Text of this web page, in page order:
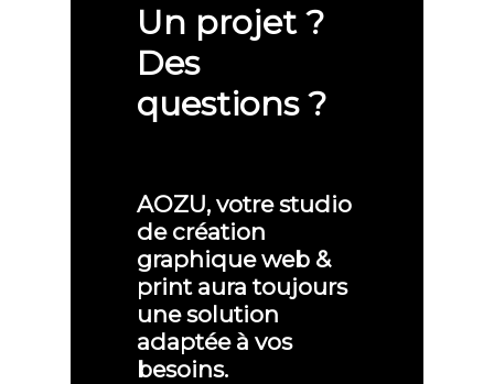
Un projet ?
Des
questions ?
AOZU, votre studio
de création
graphique web &
print aura toujours
une solution
adaptée à vos
besoins.